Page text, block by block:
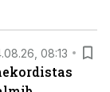
08:13